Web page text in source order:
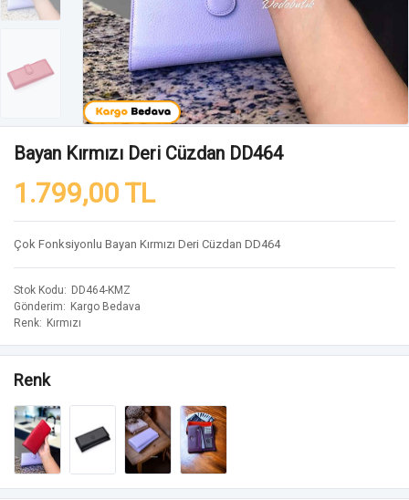
Bayan Kırmızı Deri Cüzdan DD464
1.799,00 TL
Çok Fonksiyonlu Bayan Kırmızı Deri Cüzdan DD464
Stok Kodu
DD464-KMZ
Gönderim
Kargo Bedava
Renk
Kırmızı
Renk